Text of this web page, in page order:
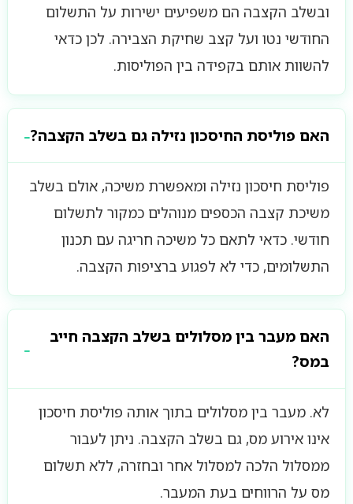
ובשלב הקצבה הם משפיעים ישירות על התשלום
החודשי נטו ועל קצב שחיקת הצבירה. לכן כדאי
להשוות אותם בקפידה בין הפוליסות.
האם פוליסת החיסכון נזילה גם בשלב הקצבה?
פוליסת חיסכון נזילה ומאפשרת משיכה, אולם בשלב
משיכת קצבה הכספים מנוהלים כמקור לתשלום
חודשי. כדאי לתאם כל משיכה חריגה עם תכנון
התשלומים, כדי לא לפגוע ברציפות הקצבה.
האם מעבר בין מסלולים בשלב הקצבה חייב
במס?
לא. מעבר בין מסלולים בתוך אותה פוליסת חיסכון
אינו אירוע מס, גם בשלב הקצבה. ניתן לעבור
ממסלול הלכה למסלול אחר ובחזרה, ללא תשלום
מס על הרווחים בעת המעבר.